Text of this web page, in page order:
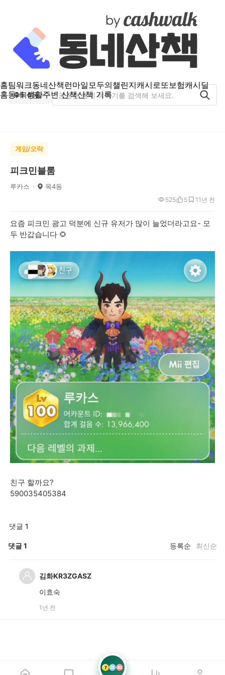
홈팀워크동네산책런마일모두의챌린지캐시로또보험캐시딜
홈동네 생활주변 산책산책 기록
목4동
게임/오락
피크민블룸
루카스 목4동
1년 전
525 5 1
요즘 피크민 광고 덕분에 신규 유저가 많이 늘었더라고요- 모
두 반갑습니다 🌻
친구 할까요?
590035405384
댓글 1
댓글1 등록순 최신순
김화KR3ZGASZ
이효숙
1년 전
7 21 42